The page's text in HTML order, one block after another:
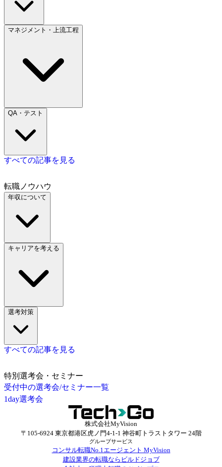
マネジメント・上流工程
QA・テスト
すべての記事を見る
転職ノウハウ
年収について
キャリアを考える
選考対策
すべての記事を見る
特別選考会・セミナー
受付中の選考会/セミナー一覧
1day選考会
株式会社MyVision
〒105-6924 東京都港区虎ノ門4-1-1 神谷町トラストタワー 24階
グループサービス
コンサル転職No.1エージェント MyVision
建設業界の転職ならビルドジョブ